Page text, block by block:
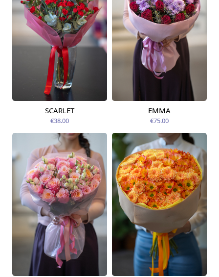
Pieejams šodien
SCARLET
€38.00
Pieejama no
EMMA
€75.00